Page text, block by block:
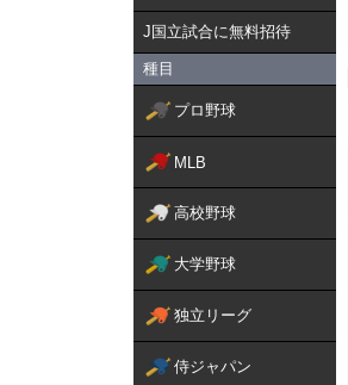
J国立試合に無料招待
種目
プロ野球
MLB
高校野球
大学野球
独立リーグ
侍ジャパン